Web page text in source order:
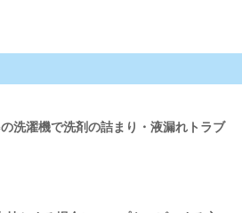
洗濯機で洗剤の詰まり・液漏れトラブ